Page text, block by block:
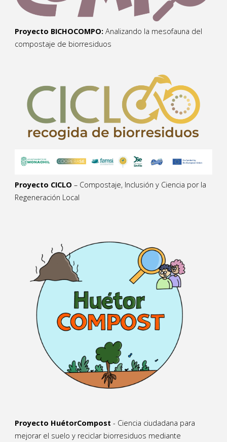
Proyecto BICHOCOMPO: Analizando la mesofauna del
compostaje de biorresiduos
Proyecto CICLO – Compostaje, Inclusión y Ciencia por la
Regeneración Local
Proyecto HuétorCompost - Ciencia ciudadana para
mejorar el suelo y reciclar biorresiduos mediante